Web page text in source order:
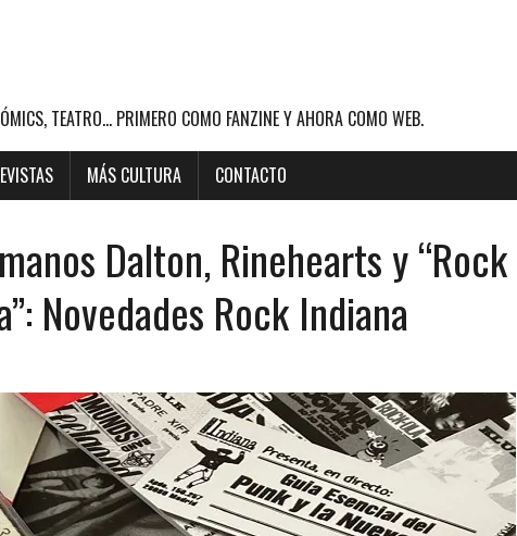
TEATRO... PRIMERO COMO FANZINE Y AHORA COMO WEB.
MÁS CULTURA CONTACTO
Dalton, Rinehearts y “Rock
Novedades Rock Indiana